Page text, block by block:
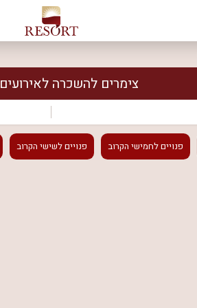
צימרים להשכרה לאירועים
פנוייםלחמישי הקרוב פנוייםלשישי הקרוב